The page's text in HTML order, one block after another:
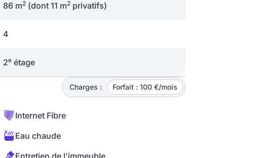
86 m2 (dont 11 m2 privatifs)
4
2e étage
Charges : Forfait : 100 €/mois
Internet Fibre
Eau chaude
Entretien de l'immeuble